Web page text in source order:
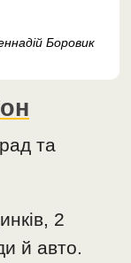
Боровик
та
2
й авто.